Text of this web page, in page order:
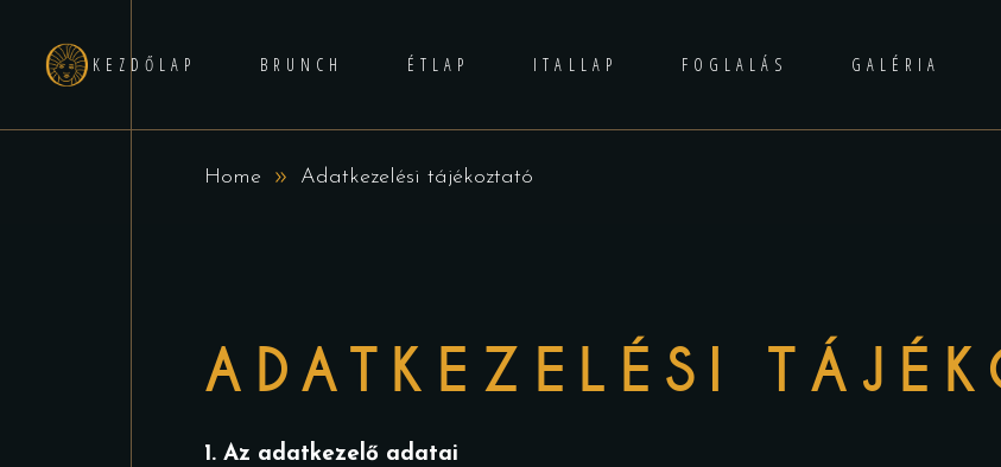
KEZDŐLAP BRUNCH ÉTLAP ITALLAP FOGLALÁS GALÉRIA
Home Adatkezelési tájékoztató
ADATKEZELÉSI
1. Az adatkezelő adatai